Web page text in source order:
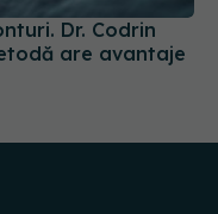
are avantaje